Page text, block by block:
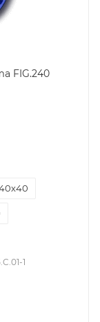
FIG.240
1